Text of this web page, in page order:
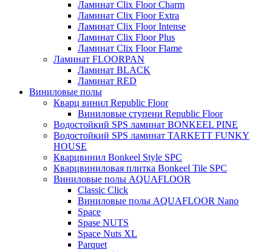
Ламинат Clix Floor Charm
Ламинат Clix Floor Extra
Ламинат Clix Floor Intense
Ламинат Clix Floor Plus
Ламинат Clix Floor Flame
Ламинат FLOORPAN
Ламинат BLACK
Ламинат RED
Виниловые полы
Кварц винил Republic Floor
Виниловые ступени Republic Floor
Водостойкий SPS ламинат BONKEEL PINE
Водостойкий SPS ламинат TARKETT FUNKY
HOUSE
Кварцвинил Bonkeel Style SPC
Кварцвиниловая плитка Bonkeel Tile SPC
Виниловые полы AQUAFLOOR
Classic Click
Виниловые полы AQUAFLOOR Nano
Space
Spase NUTS
Space Nuts XL
Parquet